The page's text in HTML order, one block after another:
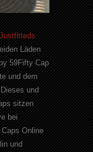
Justfitteds
Läden
59Fifty Cap
und dem
und
sitzen
bei
Online
und